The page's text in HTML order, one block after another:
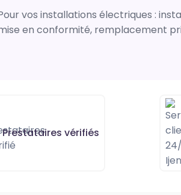
vos installations électriques :
en conformité, remplacement
Prestataires vérifiés